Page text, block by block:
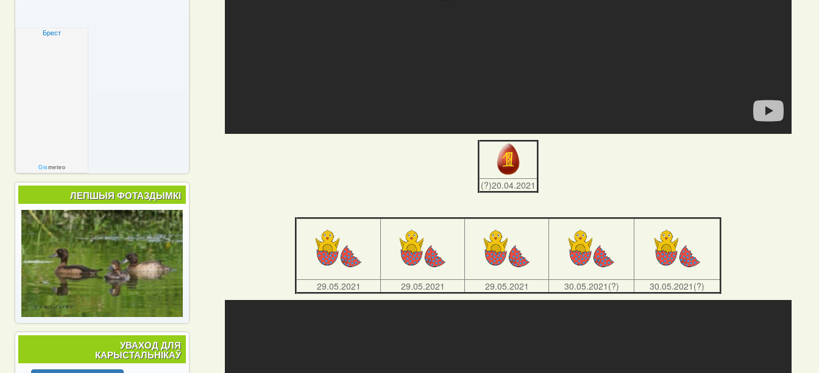
(?)20.04.2021
29.05.2021 29.05.2021 29.05.2021 30.05.2021(?) 30.05.2021(?)
Брест
Gismeteo
ЛЕПШЫЯ ФОТАЗДЫМКІ
УВАХОД ДЛЯ
КАРЫСТАЛЬНІКАЎ